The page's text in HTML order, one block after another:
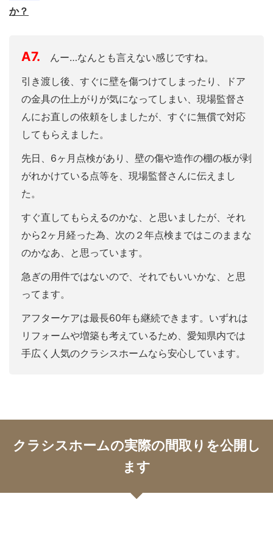
か？
A7. んー…なんとも言えない感じですね。
引き渡し後、すぐに壁を傷つけてしまったり、ドア
の金具の仕上がりが気になってしまい、現場監督さ
んにお直しの依頼をしましたが、すぐに無償で対応
してもらえました。
先日、6ヶ月点検があり、壁の傷や造作の棚の板が剥
がれかけている点等を、現場監督さんに伝えまし
た。
すぐ直してもらえるのかな、と思いましたが、それ
から2ヶ月経った為、次の２年点検まではこのままな
のかなあ、と思っています。
急ぎの用件ではないので、それでもいいかな、と思
ってます。
アフターケアは最長60年も継続できます。いずれは
リフォームや増築も考えているため、愛知県内では
手広く人気のクラシスホームなら安心しています。
クラシスホームの実際の間取りを公開し
ます